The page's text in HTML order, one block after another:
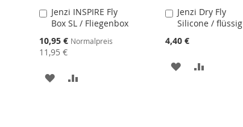
Jenzi INSPIRE Fly
Box SL / Fliegenbox
Sonderangebot
10,95 € Normalpreis
11,95 €
In
den
ZUR
Jenzi Dry Fly
Silicone / flüssig
4,40 €
In
den
ZUR